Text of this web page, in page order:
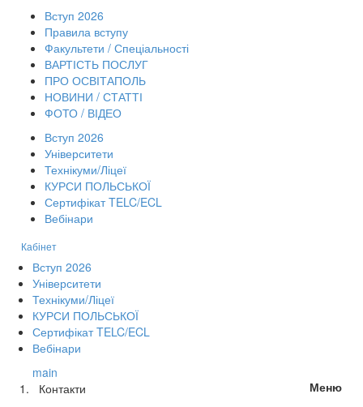
Вступ 2026
Правила вступу
Факультети / Спеціальності
ВАРТІСТЬ ПОСЛУГ
ПРО ОСВІТАПОЛЬ
НОВИНИ / СТАТТІ
ФОТО / ВІДЕО
Вступ 2026
Університети
Технікуми/Ліцеї
КУРСИ ПОЛЬСЬКОЇ
Сертифікат TELC/ECL
Вебінари
Кабінет
Вступ 2026
Університети
Технікуми/Ліцеї
КУРСИ ПОЛЬСЬКОЇ
Сертифікат TELC/ECL
Вебінари
Меню
main
Контакти